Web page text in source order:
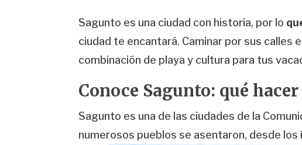
Sagunto es una ciudad con historia, por lo
ciudad te encantará. Caminar por sus calles
combinación de playa y cultura para tus
Conoce Sagunto: qué
Sagunto es una de las ciudades de la
numerosos pueblos se asentaron, desde los